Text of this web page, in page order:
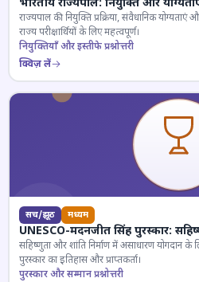
भारतीय राज्यपाल: नियुक्ति और
राज्यपाल की नियुक्ति प्रक्रिया, संवैधानिक
राज्य परीक्षार्थियों के लिए महत्वपूर्ण।
नियुक्तियाँ और इस्तीफे प्रश्नोत्तरी
क्विज़ लें
सच/झूठ मध्यम
UNESCO-मदनजीत सिंह पुरस्कार:
सहिष्णुता और शांति निर्माण में असाधारण योगदान के
पुरस्कार का इतिहास और प्राप्तकर्ता।
पुरस्कार और सम्मान प्रश्नोत्तरी